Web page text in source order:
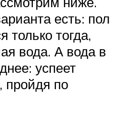
есть: пол
только тогда,
вода. А вода в
успеет
пройдя по